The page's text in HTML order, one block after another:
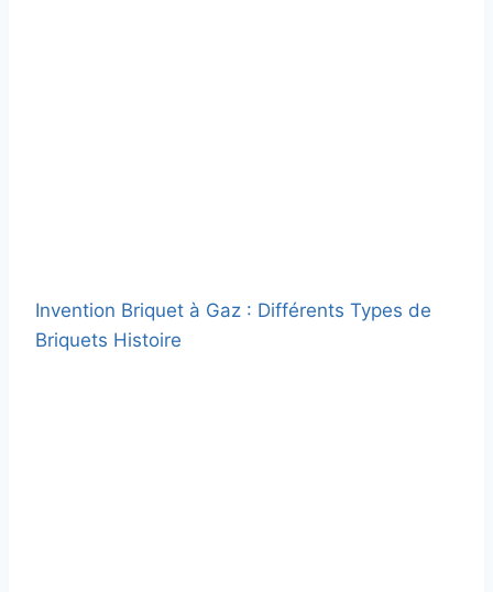
Invention Briquet à Gaz : Différents Types de
Briquets Histoire